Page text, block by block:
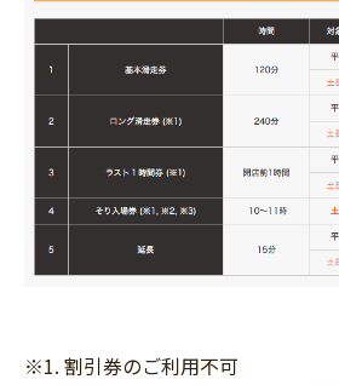
※1. 割引券のご利用不可